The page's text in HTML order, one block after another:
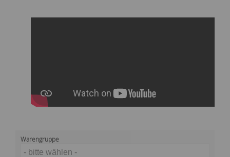
Warengruppe
- bitte wählen -